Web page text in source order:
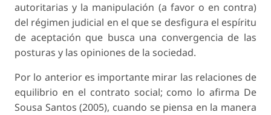
autoritarias y la manipulación (a favor o en contra)
del régimen judicial en el que se desfigura el espíritu
de aceptación que busca una convergencia de las
posturas y las opiniones de la sociedad.
Por lo anterior es importante mirar las relaciones de
equilibrio en el contrato social; como lo afirma De
Sousa Santos (2005), cuando se piensa en la manera